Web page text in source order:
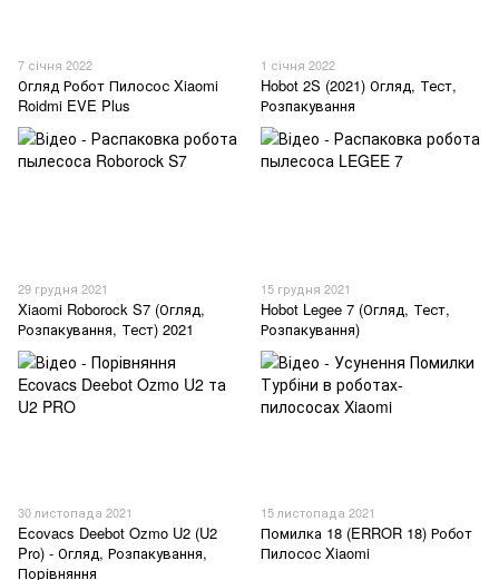
7 січня 2022
Огляд Робот Пилосос Xiaomi
Roidmi EVE Plus
1 січня 2022
Hobot 2S (2021) Огляд, Тест,
Розпакування
29 грудня 2021
Xiaomi Roborock S7 (Огляд,
Розпакування, Тест) 2021
15 грудня 2021
Hobot Legee 7 (Огляд, Тест,
Розпакування)
30 листопада 2021
Ecovacs Deebot Ozmo U2 (U2
Pro) - Огляд, Розпакування,
Порівняння
15 листопада 2021
Помилка 18 (ERROR 18) Робот
Пилосос Xiaomi